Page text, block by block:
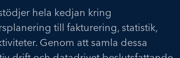
hela kedjan kring
till fakturering, statistik,
Genom att samla dessa